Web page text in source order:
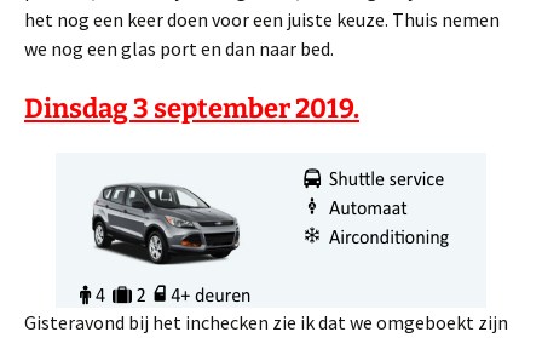
het nog een keer doen voor een juiste keuze. Thuis nemen
we nog een glas port en dan naar bed.
Dinsdag 3 september 2019.
Gisteravond bij het inchecken zie ik dat we omgeboekt zijn